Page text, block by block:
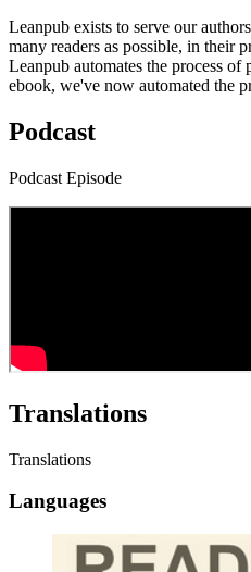
Leanpub exists to serve our
many readers as possible, in their
Leanpub automates the process
ebook, we've now automated the
Podcast
Podcast Episode
Translations
Translations
Languages